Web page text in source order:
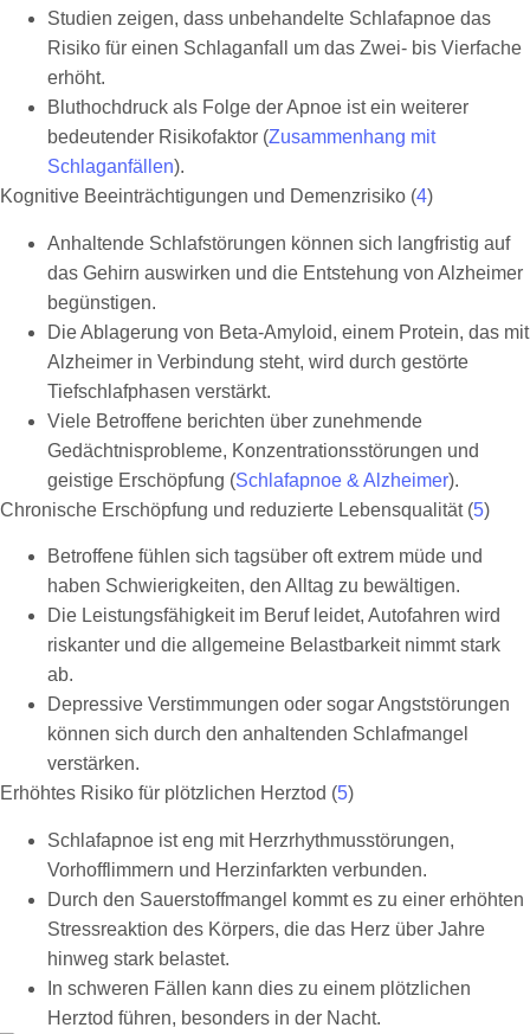
Studien zeigen, dass unbehandelte Schlafapnoe das
Risiko für einen Schlaganfall um das Zwei- bis Vierfache
erhöht.
Bluthochdruck als Folge der Apnoe ist ein weiterer
bedeutender Risikofaktor (Zusammenhang mit
Schlaganfällen).
Kognitive Beeinträchtigungen und Demenzrisiko (4)
Anhaltende Schlafstörungen können sich langfristig auf
das Gehirn auswirken und die Entstehung von Alzheimer
begünstigen.
Die Ablagerung von Beta-Amyloid, einem Protein, das mit
Alzheimer in Verbindung steht, wird durch gestörte
Tiefschlafphasen verstärkt.
Viele Betroffene berichten über zunehmende
Gedächtnisprobleme, Konzentrationsstörungen und
geistige Erschöpfung (Schlafapnoe & Alzheimer).
Chronische Erschöpfung und reduzierte Lebensqualität (5)
Betroffene fühlen sich tagsüber oft extrem müde und
haben Schwierigkeiten, den Alltag zu bewältigen.
Die Leistungsfähigkeit im Beruf leidet, Autofahren wird
riskanter und die allgemeine Belastbarkeit nimmt stark
ab.
Depressive Verstimmungen oder sogar Angststörungen
können sich durch den anhaltenden Schlafmangel
verstärken.
Erhöhtes Risiko für plötzlichen Herztod (5)
Schlafapnoe ist eng mit Herzrhythmusstörungen,
Vorhofflimmern und Herzinfarkten verbunden.
Durch den Sauerstoffmangel kommt es zu einer erhöhten
Stressreaktion des Körpers, die das Herz über Jahre
hinweg stark belastet.
In schweren Fällen kann dies zu einem plötzlichen
Herztod führen, besonders in der Nacht.